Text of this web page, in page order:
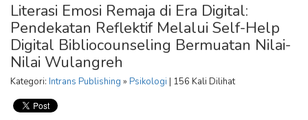
Literasi Emosi Remaja di Era Digital:
Pendekatan Reflektif Melalui Self-Help
Digital Bibliocounseling Bermuatan Nilai-
Nilai Wulangreh
Kategori: Intrans Publishing » Psikologi | 156 Kali Dilihat